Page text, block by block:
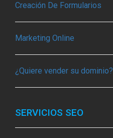
Creación De Formularios
Marketing Online
¿Quiere vender su dominio?
SERVICIOS SEO